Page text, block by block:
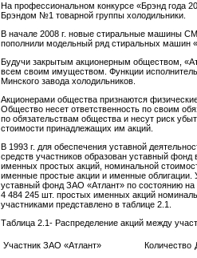
На профессиональном конкурсе «Брэнд года
Брэндом №1 товарной группы холодильники.
В начале 2008 г. новые стиральные машины
пополнили модельный ряд стиральных машин
Будучи закрытым акционерным обществом,
всем своим имуществом. Функции
Минского завода холодильников.
Акционерами общества признаются
Общество несет ответственность по своим
по обязательствам общества и несут риск
стоимости принадлежащих им акций.
В 1993 г. для обеспечения уставной
средств участников образован уставный
именных простых акций, номинальной
именные простые акции и именные
уставный фонд ЗАО «Атлант» по состоянию на
4 484 245 шт. простых именных акций
участниками представлено в таблице 2.1.
Таблица 2.1- Распределение акций между
Участник ЗАО «Атлант»
Количество